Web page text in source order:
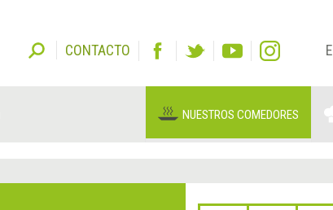
CONTACTO
NUESTROS COMEDORES